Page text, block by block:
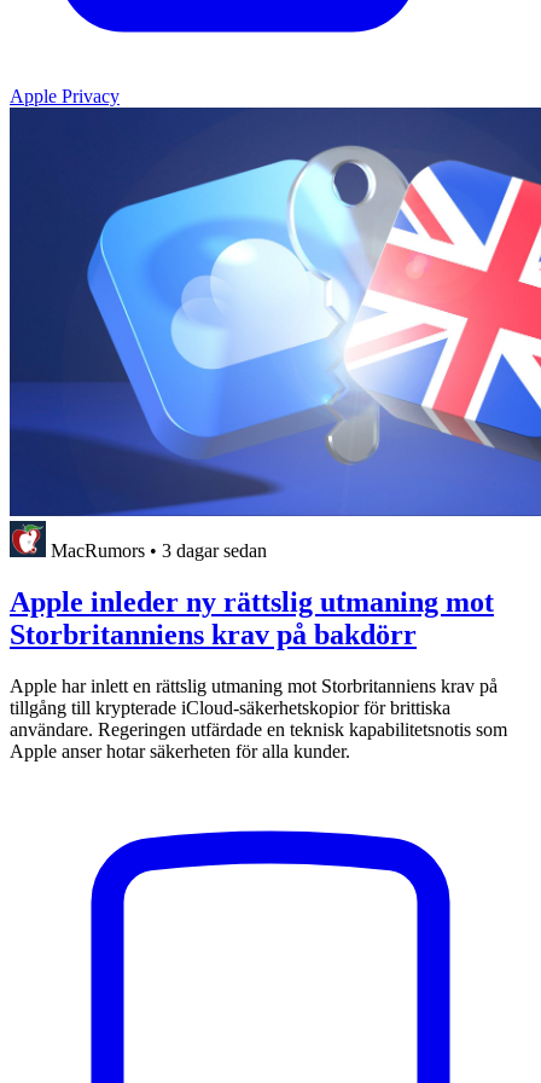
Apple Privacy
MacRumors • 3 dagar sedan
Apple inleder ny rättslig utmaning mot
Storbritanniens krav på bakdörr
Apple har inlett en rättslig utmaning mot Storbritanniens krav på
tillgång till krypterade iCloud-säkerhetskopior för brittiska
användare. Regeringen utfärdade en teknisk kapabilitetsnotis som
Apple anser hotar säkerheten för alla kunder.